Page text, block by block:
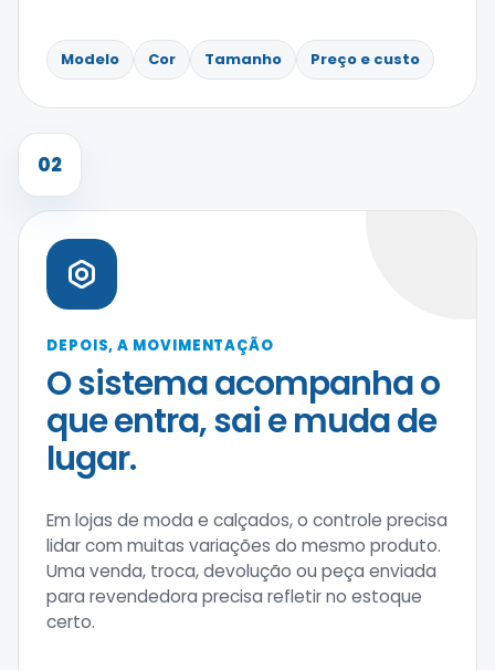
Modelo Cor Tamanho Preço e custo
02
DEPOIS, A MOVIMENTAÇÃO
O sistema acompanha o
que entra, sai e muda de
lugar.
Em lojas de moda e calçados, o controle precisa
lidar com muitas variações do mesmo produto.
Uma venda, troca, devolução ou peça enviada
para revendedora precisa refletir no estoque
certo.